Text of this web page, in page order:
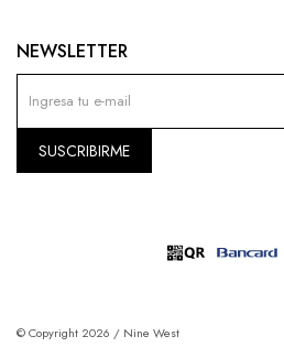
NEWSLETTER
SUSCRIBIRME
© Copyright 2026 / Nine West